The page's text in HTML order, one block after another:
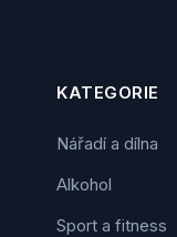
KATEGORIE
Nářadí a dílna
Alkohol
Sport a fitness